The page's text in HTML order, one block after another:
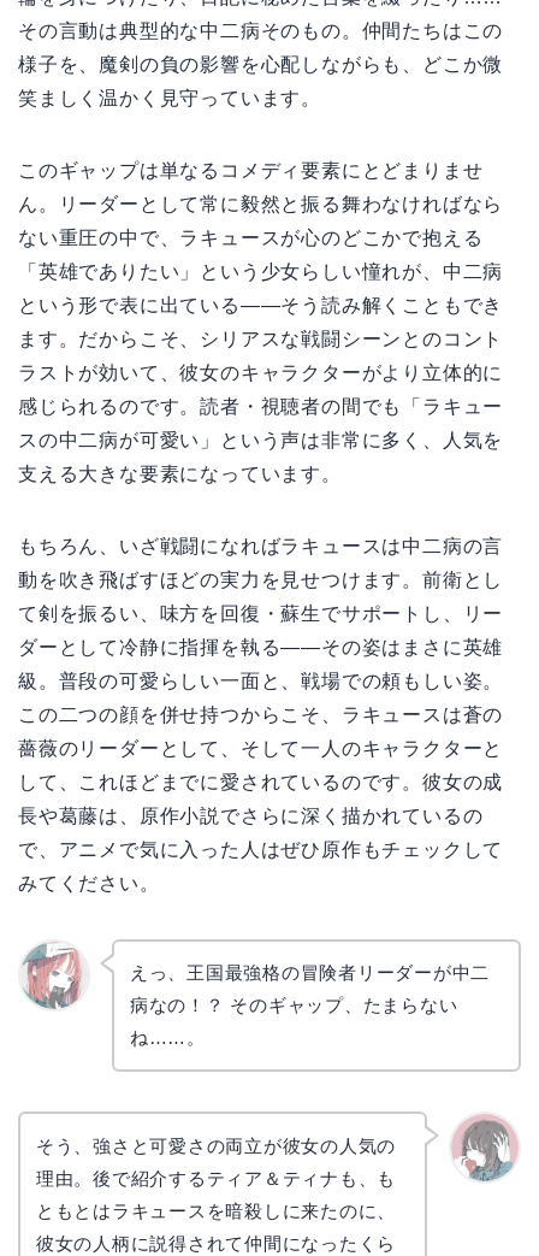
その言動は典型的な中二病そのもの。仲間たちはこの
様子を、魔剣の負の影響を心配しながらも、どこか微
笑ましく温かく見守っています。
このギャップは単なるコメディ要素にとどまりませ
ん。リーダーとして常に毅然と振る舞わなければなら
ない重圧の中で、ラキュースが心のどこかで抱える
「英雄でありたい」という少女らしい憧れが、中二病
という形で表に出ている——そう読み解くこともでき
ます。だからこそ、シリアスな戦闘シーンとのコント
ラストが効いて、彼女のキャラクターがより立体的に
感じられるのです。読者・視聴者の間でも「ラキュー
スの中二病が可愛い」という声は非常に多く、人気を
支える大きな要素になっています。
もちろん、いざ戦闘になればラキュースは中二病の言
動を吹き飛ばすほどの実力を見せつけます。前衛とし
て剣を振るい、味方を回復・蘇生でサポートし、リー
ダーとして冷静に指揮を執る——その姿はまさに英雄
級。普段の可愛らしい一面と、戦場での頼もしい姿。
この二つの顔を併せ持つからこそ、ラキュースは蒼の
薔薇のリーダーとして、そして一人のキャラクターと
して、これほどまでに愛されているのです。彼女の成
長や葛藤は、原作小説でさらに深く描かれているの
で、アニメで気に入った人はぜひ原作もチェックして
みてください。
えっ、王国最強格の冒険者リーダーが中二
病なの！？ そのギャップ、たまらない
ね……。
そう、強さと可愛さの両立が彼女の人気の
理由。後で紹介するティア＆ティナも、も
ともとはラキュースを暗殺しに来たのに、
彼女の人柄に説得されて仲間になったくら